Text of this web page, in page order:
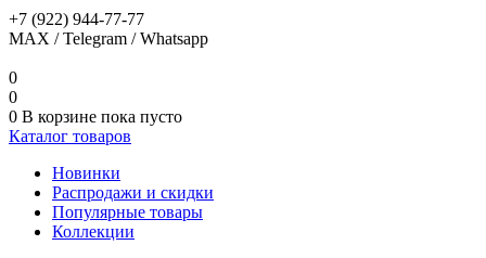
+7 (922) 944-77-77
MAX / Telegram / Whatsapp
0
0
0 В корзине пока пусто
Каталог товаров
Новинки
Распродажи и скидки
Популярные товары
Коллекции